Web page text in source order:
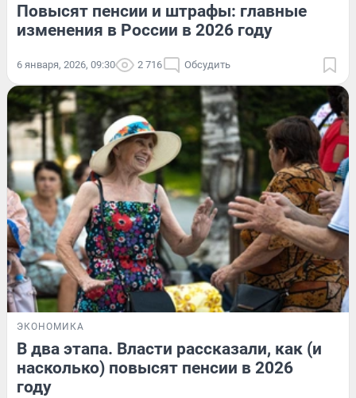
Повысят пенсии и штрафы: главные
изменения в России в 2026 году
6 января, 2026, 09:30 2 716 Обсудить
ЭКОНОМИКА
В два этапа. Власти рассказали, как (и
насколько) повысят пенсии в 2026
году